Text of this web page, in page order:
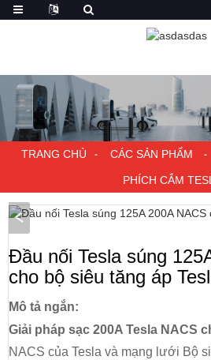
TRANG CHỦ CÁC SẢN PHẨM
PHÍCH CẮM
Đầu nối Tesla súng
cho bộ siêu tăng áp
Mô tả ngắn:
Giải pháp sạc 200A Tesla NACS
NACS của Tesla và mạng lưới Bộ